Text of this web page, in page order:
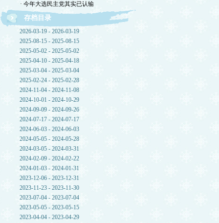
· 今年大选民主党其实已认输
存档目录
2026-03-19 - 2026-03-19
2025-08-15 - 2025-08-15
2025-05-02 - 2025-05-02
2025-04-10 - 2025-04-18
2025-03-04 - 2025-03-04
2025-02-24 - 2025-02-28
2024-11-04 - 2024-11-08
2024-10-01 - 2024-10-29
2024-09-09 - 2024-09-26
2024-07-17 - 2024-07-17
2024-06-03 - 2024-06-03
2024-05-05 - 2024-05-28
2024-03-05 - 2024-03-31
2024-02-09 - 2024-02-22
2024-01-03 - 2024-01-31
2023-12-06 - 2023-12-31
2023-11-23 - 2023-11-30
2023-07-04 - 2023-07-04
2023-05-05 - 2023-05-15
2023-04-04 - 2023-04-29